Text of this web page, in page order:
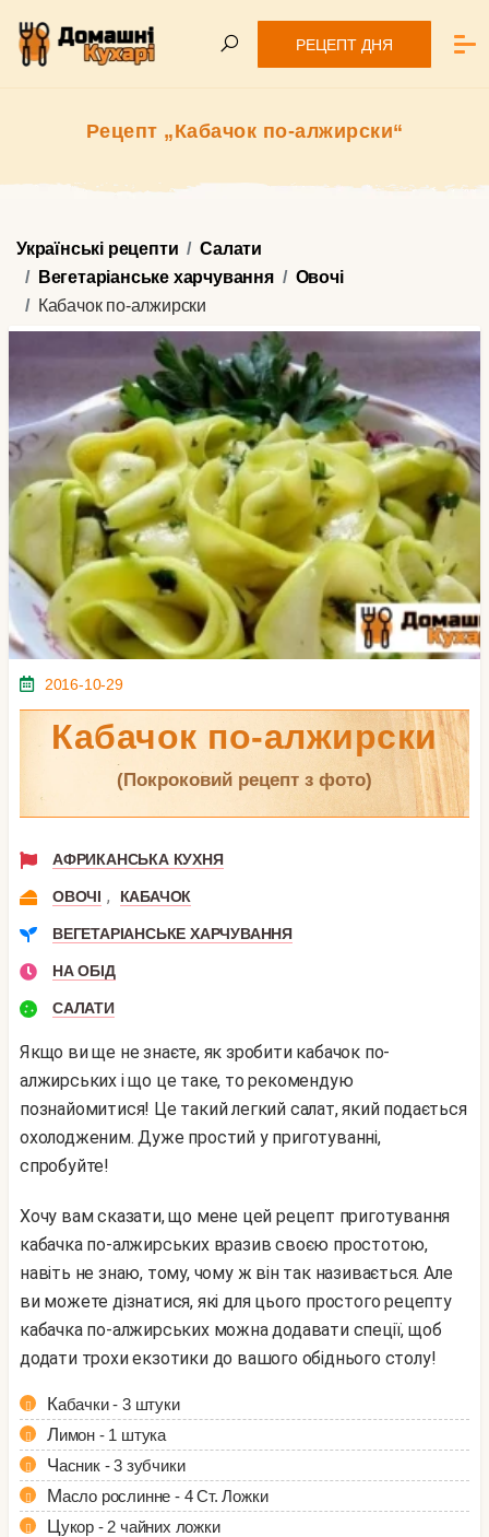
РЕЦЕПТ ДНЯ
Рецепт „Кабачок по-алжирски“
Українські рецепти
Салати
Вегетаріанське харчування
Овочі
Кабачок по-алжирски
2016-10-29
Кабачок по-алжирски
(покроковий рецепт з фото)
АФРИКАНСЬКА КУХНЯ
ОВОЧІ , КАБАЧОК
ВЕГЕТАРІАНСЬКЕ ХАРЧУВАННЯ
НА ОБІД
САЛАТИ
Якщо ви ще не знаєте, як зробити кабачок по-
алжирських і що це таке, то рекомендую
познайомитися! Це такий легкий салат, який подається
охолодженим. Дуже простий у приготуванні,
спробуйте!
Хочу вам сказати, що мене цей рецепт приготування
кабачка по-алжирських вразив своєю простотою,
навіть не знаю, тому, чому ж він так називається. Але
ви можете дізнатися, які для цього простого рецепту
кабачка по-алжирських можна додавати спеції, щоб
додати трохи екзотики до вашого обіднього столу!
Кабачки - 3 штуки
Лимон - 1 штука
Часник - 3 зубчики
Масло рослинне - 4 Ст. Ложки
Цукор - 2 чайних ложки